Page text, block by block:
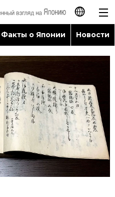
日本語
English
简体字
繁體字
Français
Español
Факты о Японии Новости